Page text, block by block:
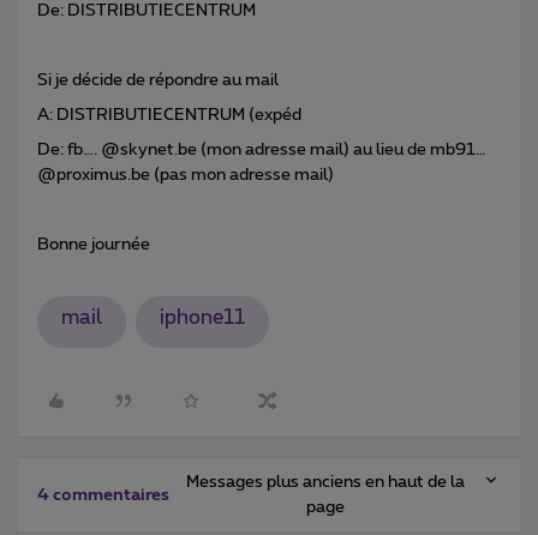
De: DISTRIBUTIECENTRUM
Si je décide de répondre au mail
A: DISTRIBUTIECENTRUM (expéd
De: fb…. @skynet.be (mon adresse mail) au lieu de mb91…
@proximus.be (pas mon adresse mail)
Bonne journée
mail iphone11
4 commentaires
Messages plus anciens en haut de la
page